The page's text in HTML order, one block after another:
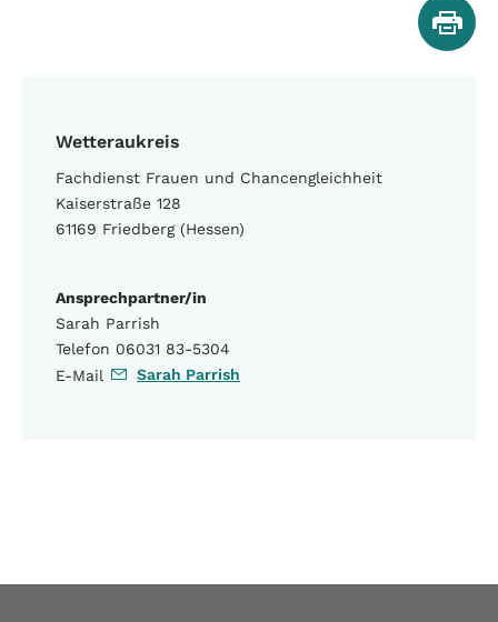
Wetteraukreis
Fachdienst Frauen und Chancengleichheit
Kaiserstraße 128
61169 Friedberg (Hessen)
Ansprechpartner/in
Sarah Parrish
Telefon 06031 83-5304
E-Mail
Sarah Parrish